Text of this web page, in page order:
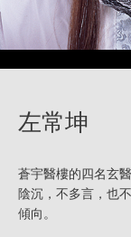
左常坤
蒼宇醫樓的四名玄
陰沉，不多言，也
傾向。